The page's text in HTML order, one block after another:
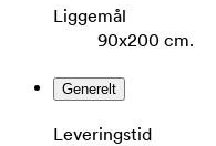
Liggemål
90x200 cm.
Generelt
Leveringstid